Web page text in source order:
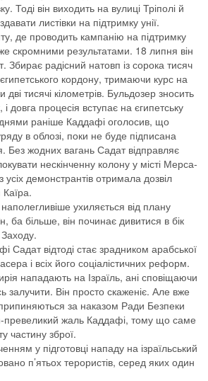
Тоді він виходить на вулиці Тріполі й
листівки на підтримку унії.
де проводить кампанію на підтримку
скромними результатами. 18 липня він
Збирає радісний натовп із сорока тисяч
єгипетського кордону, тримаючи курс на
тисячі кілометрів. Бульдозер зносить
довга процесія вступає на єгипетську
раніше Каддафі оголосив, що
в облозі, поки не буде підписана
Без жодних вагань Садат відправляє
нескінченну колону у місті Мерса-
демонстрантів отримала дозвіл
Каїра.
ухиляється від плану
ба більше, він починає дивитися в бік
Заходу.
Садат відтоді стає зрадником арабської
і всіх його соціалістичних реформ.
нападають на Ізраїль, ані сповіщаючи
залучити. Він просто скаженіє. Але вже
за наказом Ради Безпеки
жаль Каддафі, тому що саме
частину зброї.
у підготовці нападу на ізраїльський
п’ятьох терористів, серед яких один